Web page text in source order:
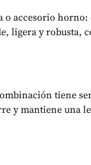
o accesorio
ligera y robusta,
tiene
y mantiene una